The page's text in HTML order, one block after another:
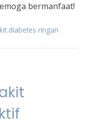
bermanfaat!
diabetes ringan